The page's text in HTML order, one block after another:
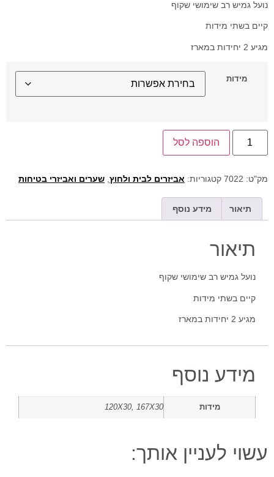
נועל גמיש רב שימושי שקוף
קיים בשתי מידות
מגיע 2 יחידות במארז
מידות
הוספה לסל
מק"ט:7022 קטגוריות: אביזרים לבית ולחוץ,שערים ואביזרי בטיחות
תיאור מידע נוסף
תיאור
נועל גמיש רב שימושי שקוף
קיים בשתי מידות
מגיע 2 יחידות במארז
מידע נוסף
מידות 120X30, 167X30
עשוי לעניין אותך: